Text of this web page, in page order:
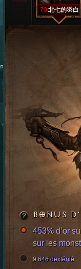
70北七的羽白
BONUS
453% d’or
sur les
9,646 dextérité